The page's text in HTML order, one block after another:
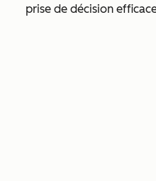
prise de décision